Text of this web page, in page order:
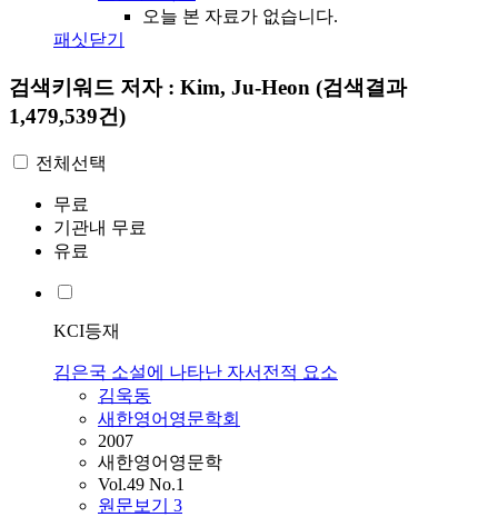
오늘 본 자료가 없습니다.
패싯닫기
검색키워드 저자 : Kim, Ju-Heon (검색결과
1,479,539건)
전체선택
무료
기관내 무료
유료
KCI등재
김은국 소설에 나타난 자서전적 요소
김욱동
새한영어영문학회
2007
새한영어영문학
Vol.49 No.1
원문보기 3